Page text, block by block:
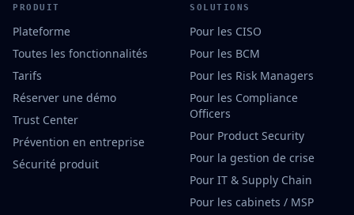
PRODUIT
Plateforme
Toutes les fonctionnalités
Tarifs
Réserver une démo
Trust Center
Prévention en entreprise
Sécurité produit
SOLUTIONS
Pour les CISO
Pour les BCM
Pour les Risk Managers
Pour les Compliance
Officers
Pour Product Security
Pour la gestion de crise
Pour IT & Supply Chain
Pour les cabinets / MSP